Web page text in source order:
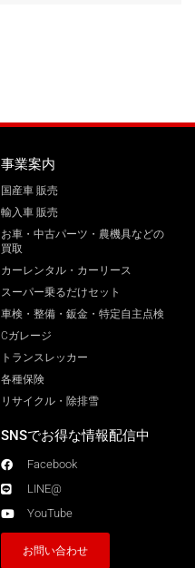
事業案内
国産車 販売
輸入車 販売
お車・中古パーツ・農機具などの
買取
カーレンタル・カーリース
スーパー乗るだけセット
車検・整備・鈑金・特定自主点検
Cガレージ
トランスレッカー
各種保険
リサイクル・除排雪
SNSでお得な情報配信中
Facebook
LINE@
YouTube
お問い合わせ